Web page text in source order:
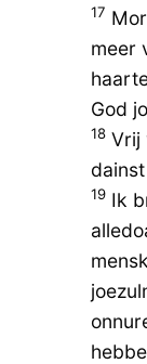
17
meer
God
18Vrij
19Ik